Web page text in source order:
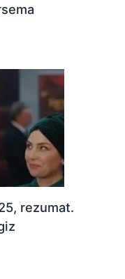
rezumat.